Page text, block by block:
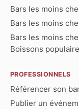
Bars les moins
Bars les moins
Bars les moins
Boissons
PROFESSIONNELS
Référencer son
Publier un